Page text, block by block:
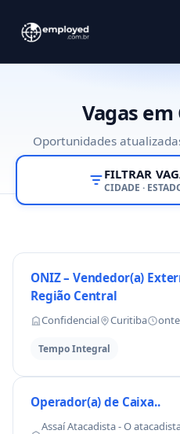
Vagas em
Oportunidades
FILTRAR
CIDADE ·
ONIZ – Vendedor(a)
Região Central
Confidencial Curitiba
Tempo Integral
Operador(a) de Caixa..
Assaí Atacadista - O